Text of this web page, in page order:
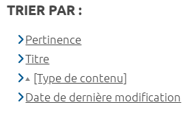
TRIER PAR :
Pertinence
Titre
[Type de contenu]
Date de dernière modification